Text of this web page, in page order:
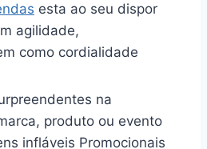
esta ao seu dispor
agilidade,
como cordialidade
na
produto ou evento
infláveis Promocionais